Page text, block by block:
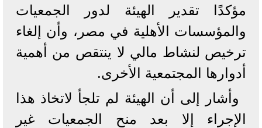
مؤكدًا تقدير الهيئة لدور الجمعيات
والمؤسسات الأهلية في مصر، وأن إلغاء
ترخيص لنشاط مالي لا ينتقص من أهمية
أدوارها المجتمعية الأخرى.
وأشار إلى أن الهيئة لم تلجأ لاتخاذ هذا
الإجراء إلا بعد منح الجمعيات غير